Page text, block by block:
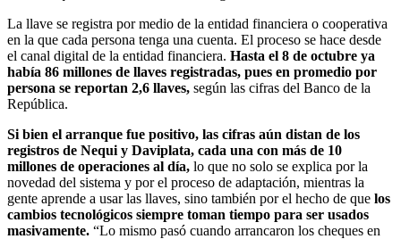
La llave se registra por medio de la entidad financiera o cooperativa
en la que cada persona tenga una cuenta. El proceso se hace desde
el canal digital de la entidad financiera. Hasta el 8 de octubre ya
había 86 millones de llaves registradas, pues en promedio por
persona se reportan 2,6 llaves, según las cifras del Banco de la
República.
Si bien el arranque fue positivo, las cifras aún distan de los
registros de Nequi y Daviplata, cada una con más de 10
millones de operaciones al día, lo que no solo se explica por la
novedad del sistema y por el proceso de adaptación, mientras la
gente aprende a usar las llaves, sino también por el hecho de que los
cambios tecnológicos siempre toman tiempo para ser usados
masivamente. “Lo mismo pasó cuando arrancaron los cheques en